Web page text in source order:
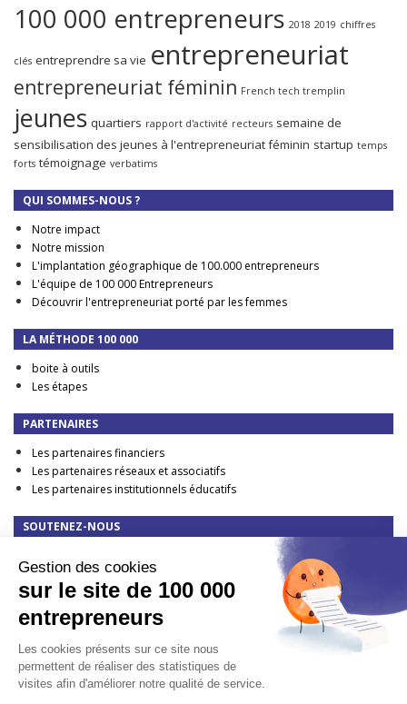
100 000 entrepreneurs 2018 2019 chiffres
clés entreprendre sa vie entrepreneuriat
entrepreneuriat féminin French tech tremplin
jeunes quartiers rapport d'activité recteurs semaine de
sensibilisation des jeunes à l'entrepreneuriat féminin startup temps
forts témoignage verbatims
QUI SOMMES-NOUS ?
Notre impact
Notre mission
L'implantation géographique de 100.000 entrepreneurs
L'équipe de 100 000 Entrepreneurs
Découvrir l'entrepreneuriat porté par les femmes
LA MÉTHODE 100 000
boite à outils
Les étapes
PARTENAIRES
Les partenaires financiers
Les partenaires réseaux et associatifs
Les partenaires institutionnels éducatifs
SOUTENEZ-NOUS
DEVENIR PARTENAIRE FINANCIER
TAXE D'APPRENTISSAGE : elle change en 2023 !
CONTACT
Presse
Gestion des cookies
sur le site de 100 000
entrepreneurs
Les cookies présents sur ce site nous
permettent de réaliser des statistiques de
visites afin d'améliorer notre qualité de service.